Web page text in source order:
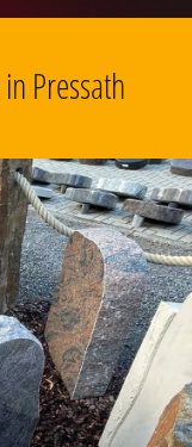
Pressath